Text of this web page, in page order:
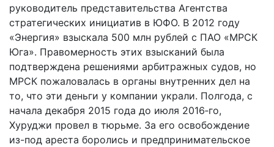
руководитель представительства Агентства
стратегических инициатив в ЮФО. В 2012 году
«Энергия» взыскала 500 млн рублей с ПАО «МРСК
Юга». Правомерность этих взысканий была
подтверждена решениями арбитражных судов, но
МРСК пожаловалась в органы внутренних дел на
то, что эти деньги у компании украли. Полгода, с
начала декабря 2015 года до июля 2016‑го,
Хуруджи провел в тюрьме. За его освобождение
из-под ареста боролись и предпринимательское